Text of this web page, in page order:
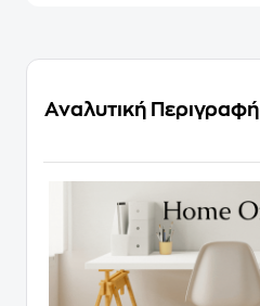
Αναλυτική Περιγραφή